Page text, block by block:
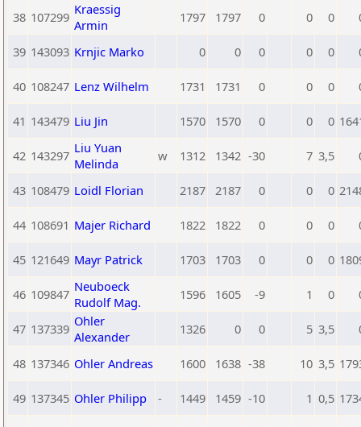
38 107299 Kraessig
Armin
1797 1797 0 0 0
39 143093 Krnjic Marko 0 0 0 0 0
40 108247 Lenz Wilhelm 1731 1731 0 0 0
41 143479 Liu Jin 1570 1570 0 0 0
42 143297 Liu Yuan
Melinda
w 1312 1342 -30 7 3,5
43 108479 Loidl Florian 2187 2187 0 0 0
44 108691 Majer Richard 1822 1822 0 0 0
45 121649 Mayr Patrick 1703 1703 0 0 0
46 109847 Neuboeck
Rudolf Mag.
1596 1605 -9 1 0
47 137339 Ohler
Alexander
1326 0 0 5 3,5
48 137346 Ohler Andreas 1600 1638 -38 10 3,5
49 137345 Ohler Philipp - 1449 1459 -10 1 0,5